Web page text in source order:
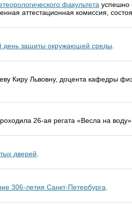
факультета успешно
аттестационная комиссия,
день защиты окружающей среды
Киру Львовну, доцента кафедры
26-ая регата «Весла на
дверей
306-летия Санкт-Петербурга